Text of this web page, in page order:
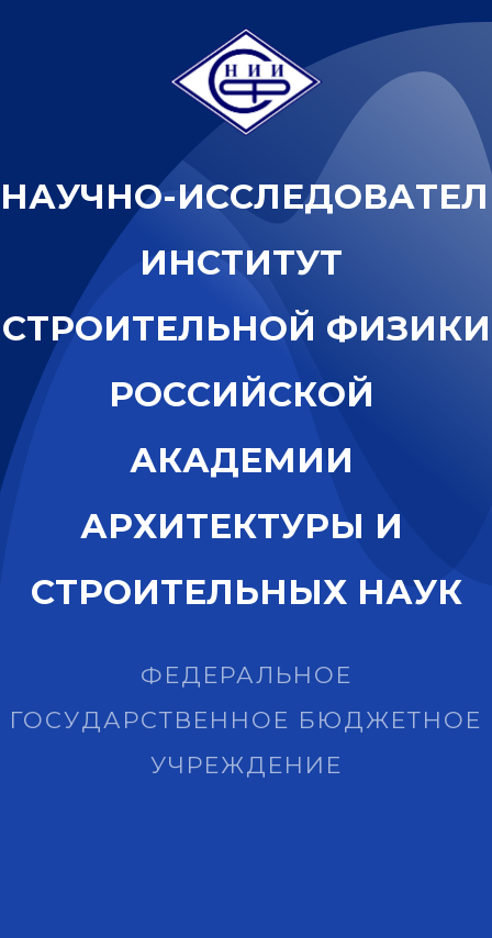
НАУЧНО-ИССЛЕДОВАТЕЛ
ИНСТИТУТ
СТРОИТЕЛЬНОЙ ФИЗИКИ
РОССИЙСКОЙ
АКАДЕМИИ
АРХИТЕКТУРЫ И
СТРОИТЕЛЬНЫХ НАУК
ФЕДЕРАЛЬНОЕ
ГОСУДАРСТВЕННОЕ БЮДЖЕТНОЕ
УЧРЕЖДЕНИЕ